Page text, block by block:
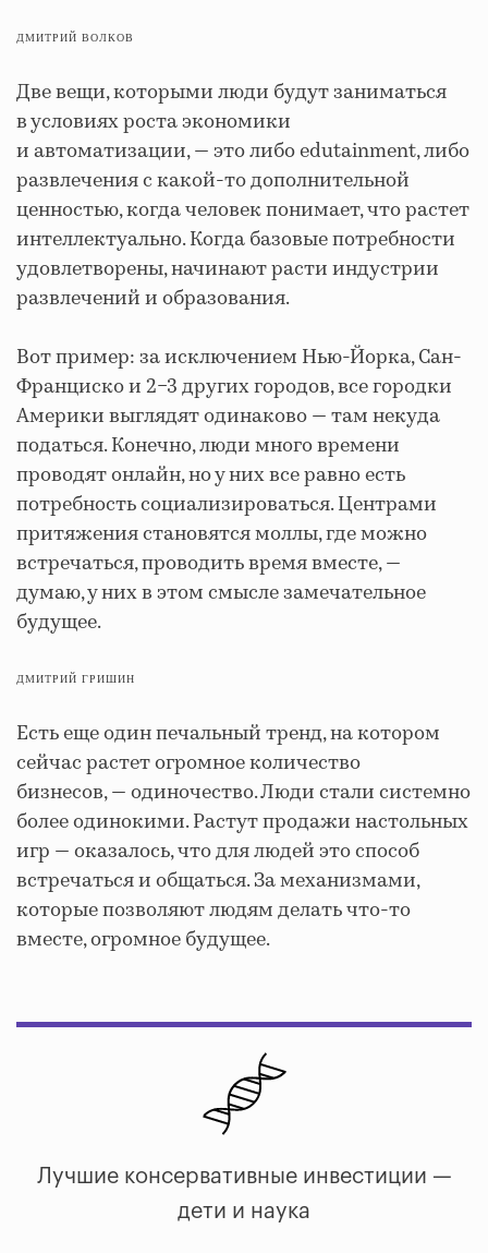
ДМИТРИЙ ВОЛКОВ
Две вещи, которыми люди будут заниматься
в условиях роста экономики
и автоматизации, — это либо edutainment, либо
развлечения с какой-то дополнительной
ценностью, когда человек понимает, что растет
интеллектуально. Когда базовые потребности
удовлетворены, начинают расти индустрии
развлечений и образования.
Вот пример: за исключением Нью-Йорка, Сан-
Франциско и 2−3 других городов, все городки
Америки выглядят одинаково — там некуда
податься. Конечно, люди много времени
проводят онлайн, но у них все равно есть
потребность социализироваться. Центрами
притяжения становятся моллы, где можно
встречаться, проводить время вместе, —
думаю, у них в этом смысле замечательное
будущее.
ДМИТРИЙ ГРИШИН
Есть еще один печальный тренд, на котором
сейчас растет огромное количество
бизнесов, — одиночество. Люди стали системно
более одинокими. Растут продажи настольных
игр — оказалось, что для людей это способ
встречаться и общаться. За механизмами,
которые позволяют людям делать что-то
вместе, огромное будущее.
Лучшие консервативные инвестиции —
дети и наука